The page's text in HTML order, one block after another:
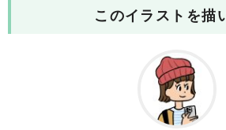
このイラストを描